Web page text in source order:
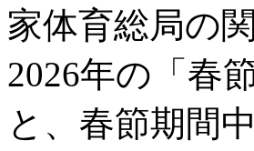
家体育総局の
2026年の「春
と、春節期間